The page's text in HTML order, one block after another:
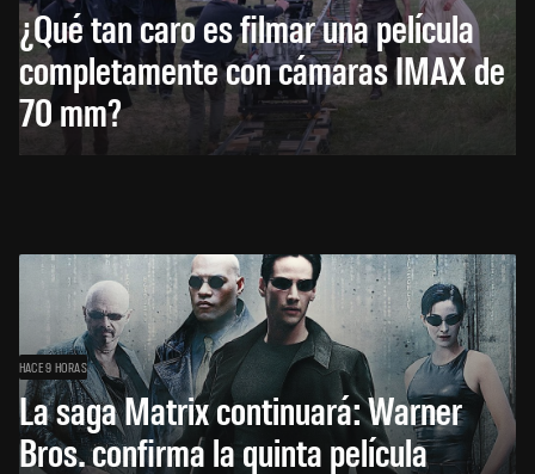
¿Qué tan caro es filmar una película
completamente con cámaras IMAX de
70 mm?
HACE 9 HORAS
La saga Matrix continuará: Warner
Bros. confirma la quinta película